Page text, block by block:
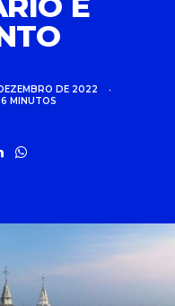
DE 2022
•
6 MINUTOS